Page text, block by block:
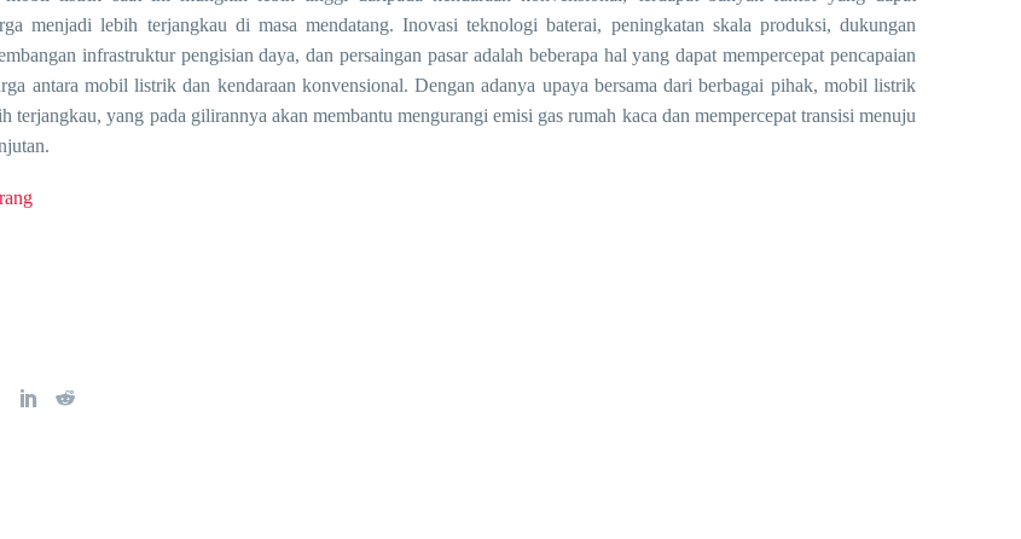
menjadi lebih terjangkau di masa mendatang. Inovasi teknologi baterai, peningkatan skala produksi, dukungan
infrastruktur pengisian daya, dan persaingan pasar adalah beberapa hal yang dapat mempercepat pencapaian
antara mobil listrik dan kendaraan konvensional. Dengan adanya upaya bersama dari berbagai pihak, mobil listrik
terjangkau, yang pada gilirannya akan membantu mengurangi emisi gas rumah kaca dan mempercepat transisi menuju